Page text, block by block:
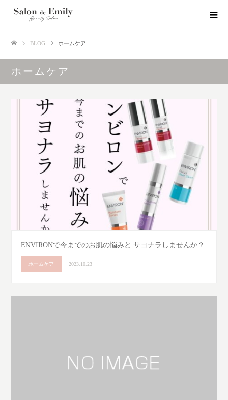
BLOG ホームケア
ホームケア
ENVIRONで今までのお肌の悩みと サヨナラしませんか？
ホームケア 2023.10.23